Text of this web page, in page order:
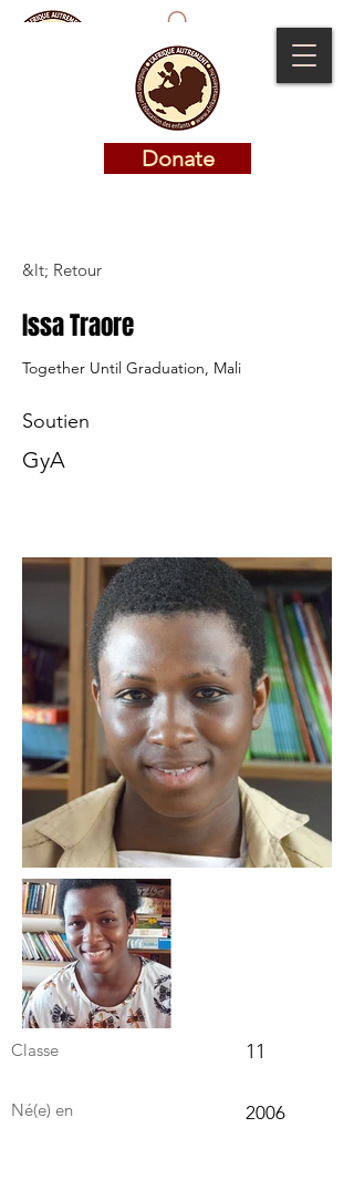
Donate
Donate
&lt; Retour
Issa Traore
Together Until Graduation, Mali
Soutien
GyA
Classe 11
Né(e) en 2006